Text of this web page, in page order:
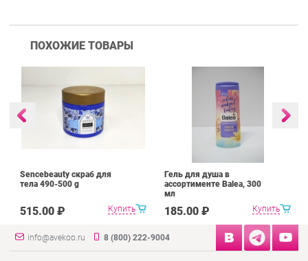
ПОХОЖИЕ ТОВАРЫ
Купить
Sencebeauty скраб для
тела 490-500 g
515.00 ₽ Купить
Гель для душа в
ассортименте Balea, 300
мл
185.00 ₽
info@avekoo.ru 8 (800) 222-9004